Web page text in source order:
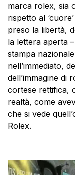
marca rolex, sia
rispetto al
preso la libertà,
la lettera aperta
stampa
nell’immediato,
dell’immagine di
cortese rettifica,
realtà, come
che si vede
Rolex.